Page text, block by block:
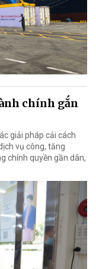
chính gắn
giải pháp cải cách
vụ công, tăng
chính quyền gần dân,